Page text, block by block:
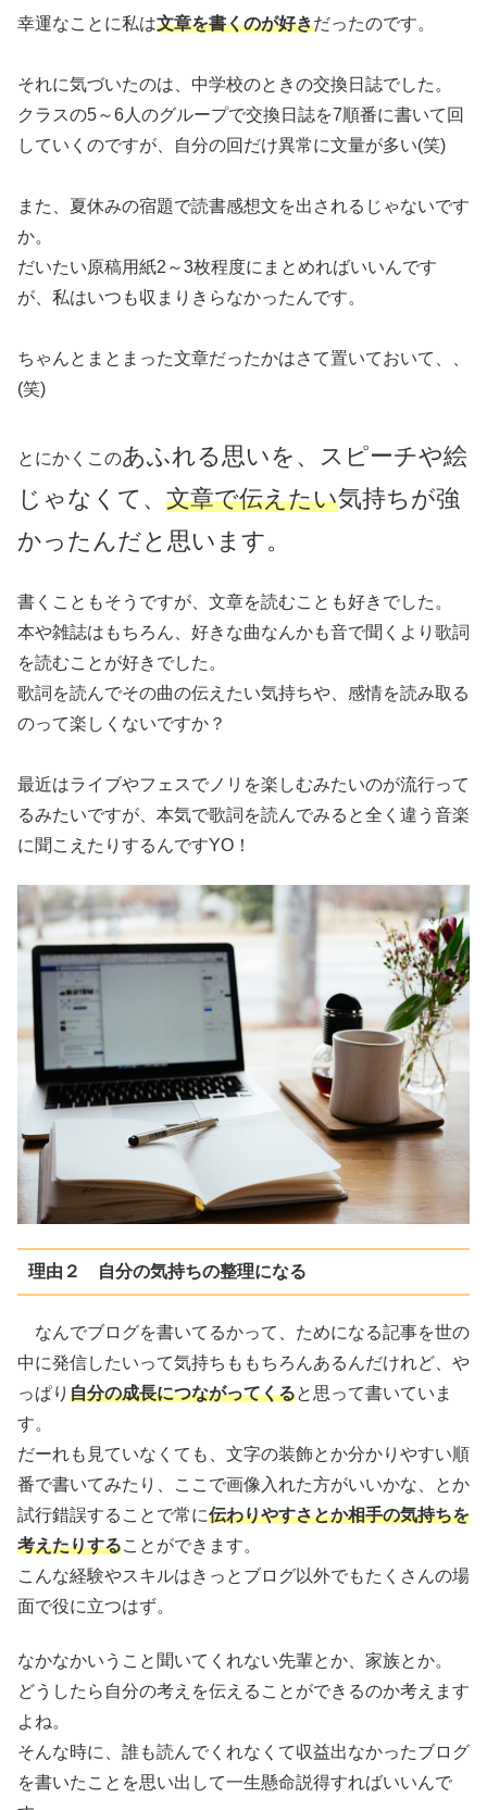
幸運なことに私は文章を書くのが好きだったのです。
それに気づいたのは、中学校のときの交換日誌でした。
クラスの5～6人のグループで交換日誌を7順番に書いて回
していくのですが、自分の回だけ異常に文量が多い(笑)
また、夏休みの宿題で読書感想文を出されるじゃないです
か。
だいたい原稿用紙2～3枚程度にまとめればいいんです
が、私はいつも収まりきらなかったんです。
ちゃんとまとまった文章だったかはさて置いておいて、、
(笑)
とにかくこのあふれる思いを、スピーチや絵
じゃなくて、 文章で伝えたい気持ちが強
かったんだと思います。
書くこともそうですが、文章を読むことも好きでした。
本や雑誌はもちろん、好きな曲なんかも音で聞くより歌詞
を読むことが好きでした。
歌詞を読んでその曲の伝えたい気持ちや、感情を読み取る
のって楽しくないですか？
最近はライブやフェスでノリを楽しむみたいのが流行って
るみたいですが、本気で歌詞を読んでみると全く違う音楽
に聞こえたりするんですYO！
理由２ 自分の気持ちの整理になる
なんでブログを書いてるかって、ためになる記事を世の
中に発信したいって気持ちももちろんあるんだけれど、や
っぱり 自分の成長につながってくると思って書いていま
す。
だーれも見ていなくても、文字の装飾とか分かりやすい順
番で書いてみたり、ここで画像入れた方がいいかな、とか
試行錯誤することで常に伝わりやすさとか相手の気持ちを
考えたりすることができます。
こんな経験やスキルはきっとブログ以外でもたくさんの場
面で役に立つはず。
なかなかいうこと聞いてくれない先輩とか、家族とか。
どうしたら自分の考えを伝えることができるのか考えます
よね。
そんな時に、誰も読んでくれなくて収益出なかったブログ
を書いたことを思い出して一生懸命説得すればいいんで